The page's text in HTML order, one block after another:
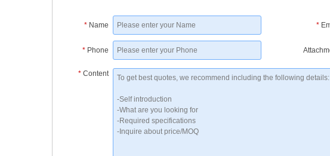
* Name *
* Phone
* Content